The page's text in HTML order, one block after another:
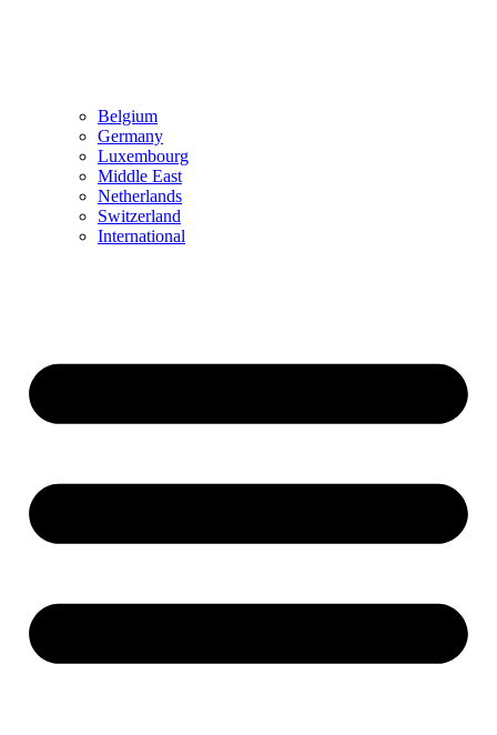
Belgium
Germany
Luxembourg
Middle East
Netherlands
Switzerland
International